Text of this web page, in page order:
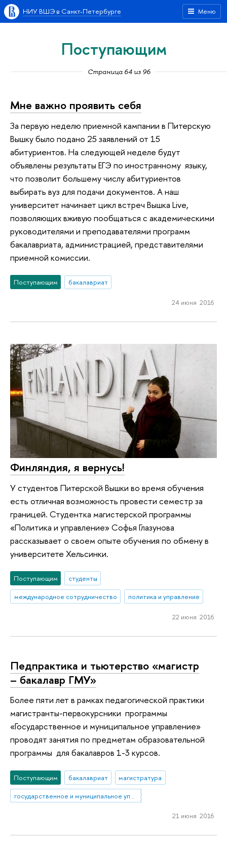
Меню
НИУ ВШЭ в Санкт-Петербурге
Поступающим
Страница 64 из 96
Мне важно проявить себя
За первую неделю приемной кампании в Питерскую
Вышку было подано 25 заявлений от 15
абитуриентов. На следующей неделе будут
объявлены результаты ЕГЭ по иностранному языку,
что позволит большему числу абитуриентов
выбирать вуз для подачи документов. А наш
университет начинает цикл встреч Вышка Live,
позволяющих вживую пообщаться с академическими
руководителями и преподавателями программ
бакалавриата, администрацией, представителями
приемной комиссии.
Поступающим бакалавриат
24 июня 2016
Финляндия, я вернусь!
У студентов Питерской Вышки во время обучения
есть отличная возможность провести семестр за
границей. Студентка магистерской программы
«Политика и управление» Софья Глазунова
рассказывает о своем опыте обучения по обмену в
университете Хельсинки.
Поступающим
студенты
международное сотрудничество
политика и управление
22 июня 2016
Педпрактика и тьютерство «магистр
– бакалавр ГМУ»
Более пяти лет в рамках педагогической практики
магистранты-первокурсники программы
«Государственное и муниципальное управление»
проводят занятия по предметам образовательной
программы для бакалавров 1-3 курсов.
Поступающим бакалавриат
магистратура
21 июня 2016